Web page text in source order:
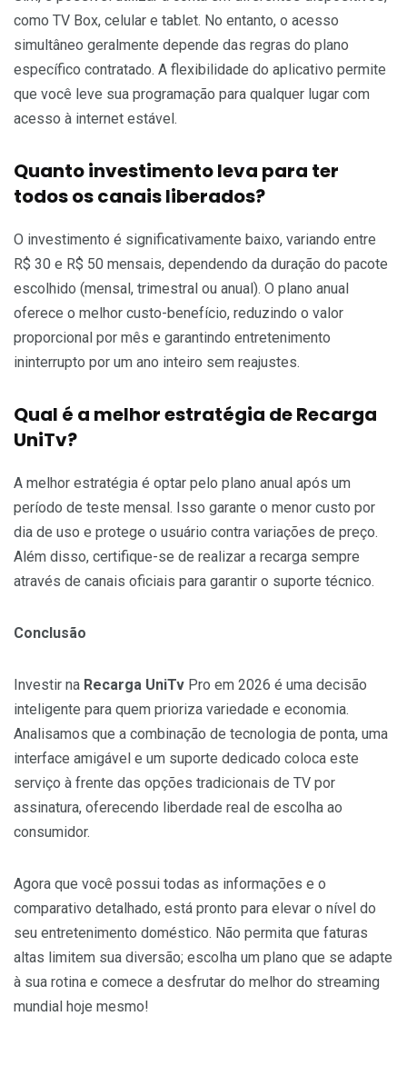
como TV Box, celular e tablet. No entanto, o acesso
simultâneo geralmente depende das regras do plano
específico contratado. A flexibilidade do aplicativo permite
que você leve sua programação para qualquer lugar com
acesso à internet estável.
Quanto investimento leva para ter
todos os canais liberados?
O investimento é significativamente baixo, variando entre
R$ 30 e R$ 50 mensais, dependendo da duração do pacote
escolhido (mensal, trimestral ou anual). O plano anual
oferece o melhor custo-benefício, reduzindo o valor
proporcional por mês e garantindo entretenimento
ininterrupto por um ano inteiro sem reajustes.
Qual é a melhor estratégia de Recarga
UniTv?
A melhor estratégia é optar pelo plano anual após um
período de teste mensal. Isso garante o menor custo por
dia de uso e protege o usuário contra variações de preço.
Além disso, certifique-se de realizar a recarga sempre
através de canais oficiais para garantir o suporte técnico.
Conclusão
Investir na Recarga UniTv Pro em 2026 é uma decisão
inteligente para quem prioriza variedade e economia.
Analisamos que a combinação de tecnologia de ponta, uma
interface amigável e um suporte dedicado coloca este
serviço à frente das opções tradicionais de TV por
assinatura, oferecendo liberdade real de escolha ao
consumidor.
Agora que você possui todas as informações e o
comparativo detalhado, está pronto para elevar o nível do
seu entretenimento doméstico. Não permita que faturas
altas limitem sua diversão; escolha um plano que se adapte
à sua rotina e comece a desfrutar do melhor do streaming
mundial hoje mesmo!